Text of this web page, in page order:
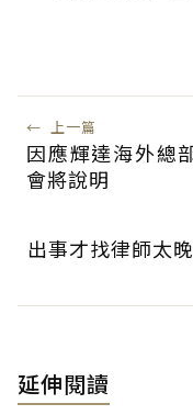
← 上一篇
因應輝達海外總
會將說明
出事才找律師太
延伸閱讀